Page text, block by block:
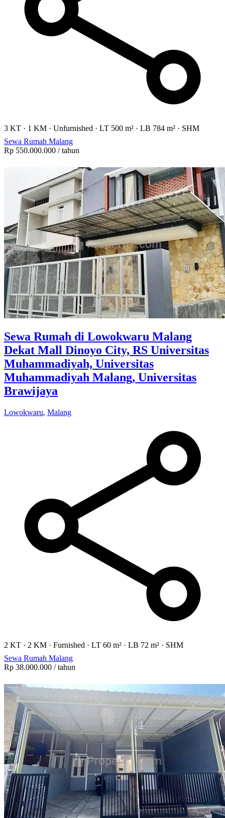
3 KT · 1 KM · Unfurnished · LT 500 m² · LB 784 m² · SHM
Sewa Rumah Malang
Rp 550.000.000 / tahun
Sewa Rumah di Lowokwaru Malang
Dekat Mall Dinoyo City, RS Universitas
Muhammadiyah, Universitas
Muhammadiyah Malang, Universitas
Brawijaya
Lowokwaru, Malang
2 KT · 2 KM · Furnished · LT 60 m² · LB 72 m² · SHM
Sewa Rumah Malang
Rp 38.000.000 / tahun